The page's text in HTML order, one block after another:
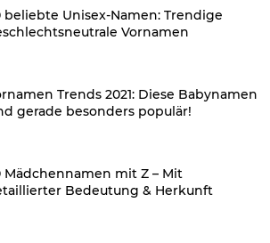
beliebte Unisex-Namen: Trendige
Vornamen
Trends 2021: Diese Babynamen
gerade besonders populär!
Mädchennamen mit Z – Mit
Bedeutung & Herkunft